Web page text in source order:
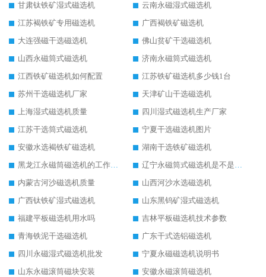
甘肃钛铁矿湿式磁选机
云南永磁湿式磁选机
江苏褐铁矿专用磁选机
广西褐铁矿磁选机
大连强磁干选磁选机
佛山贫矿干选磁选机
山西永磁筒式磁选机
济南永磁筒式磁选机
江西铁矿磁选机如何配置
江苏铁矿磁选机多少钱1台
苏州干选磁选机厂家
天津矿山干选磁选机
上海湿式磁选机质量
四川湿式磁选机生产厂家
江苏干选筒式磁选机
宁夏干选磁选机图片
安徽水选褐铁矿磁选机
湖南干选铁矿磁选机
黑龙江永磁筒磁选机的工作原理
辽宁永磁筒式磁选机是不是强磁
内蒙古河沙磁选机质量
山西河沙水选磁选机
广西钛铁矿湿式磁选机
山东黑钨矿湿式磁选机
福建平板磁选机用水吗
吉林平板磁选机技术参数
青海铁泥干选磁选机
广东干式选铝磁选机
四川永磁湿式磁选机批发
宁夏永磁磁选机说明书
山东永磁滚筒磁块安装
安徽永磁滚筒磁选机